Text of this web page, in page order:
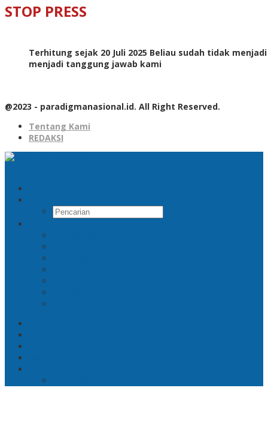
STOP PRESS
Terhitung sejak 20 Juli 2025 Beliau sudah tidak
menjadi tanggung jawab kami
@2023 - paradigmanasional.id. All Right Reserved.
Tentang Kami
REDAKSI